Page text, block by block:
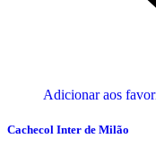
Adicionar aos
Cachecol Inter de Milão